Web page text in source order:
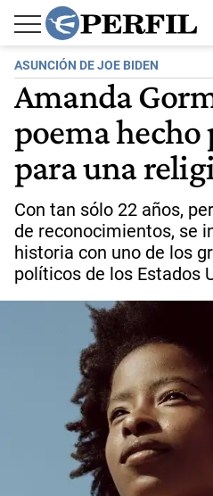
ASUNCIÓN DE JOE BIDEN
Amanda
poema
para una
Con tan sólo 22 años,
de reconocimientos, se
historia con uno de los
políticos de los Estados